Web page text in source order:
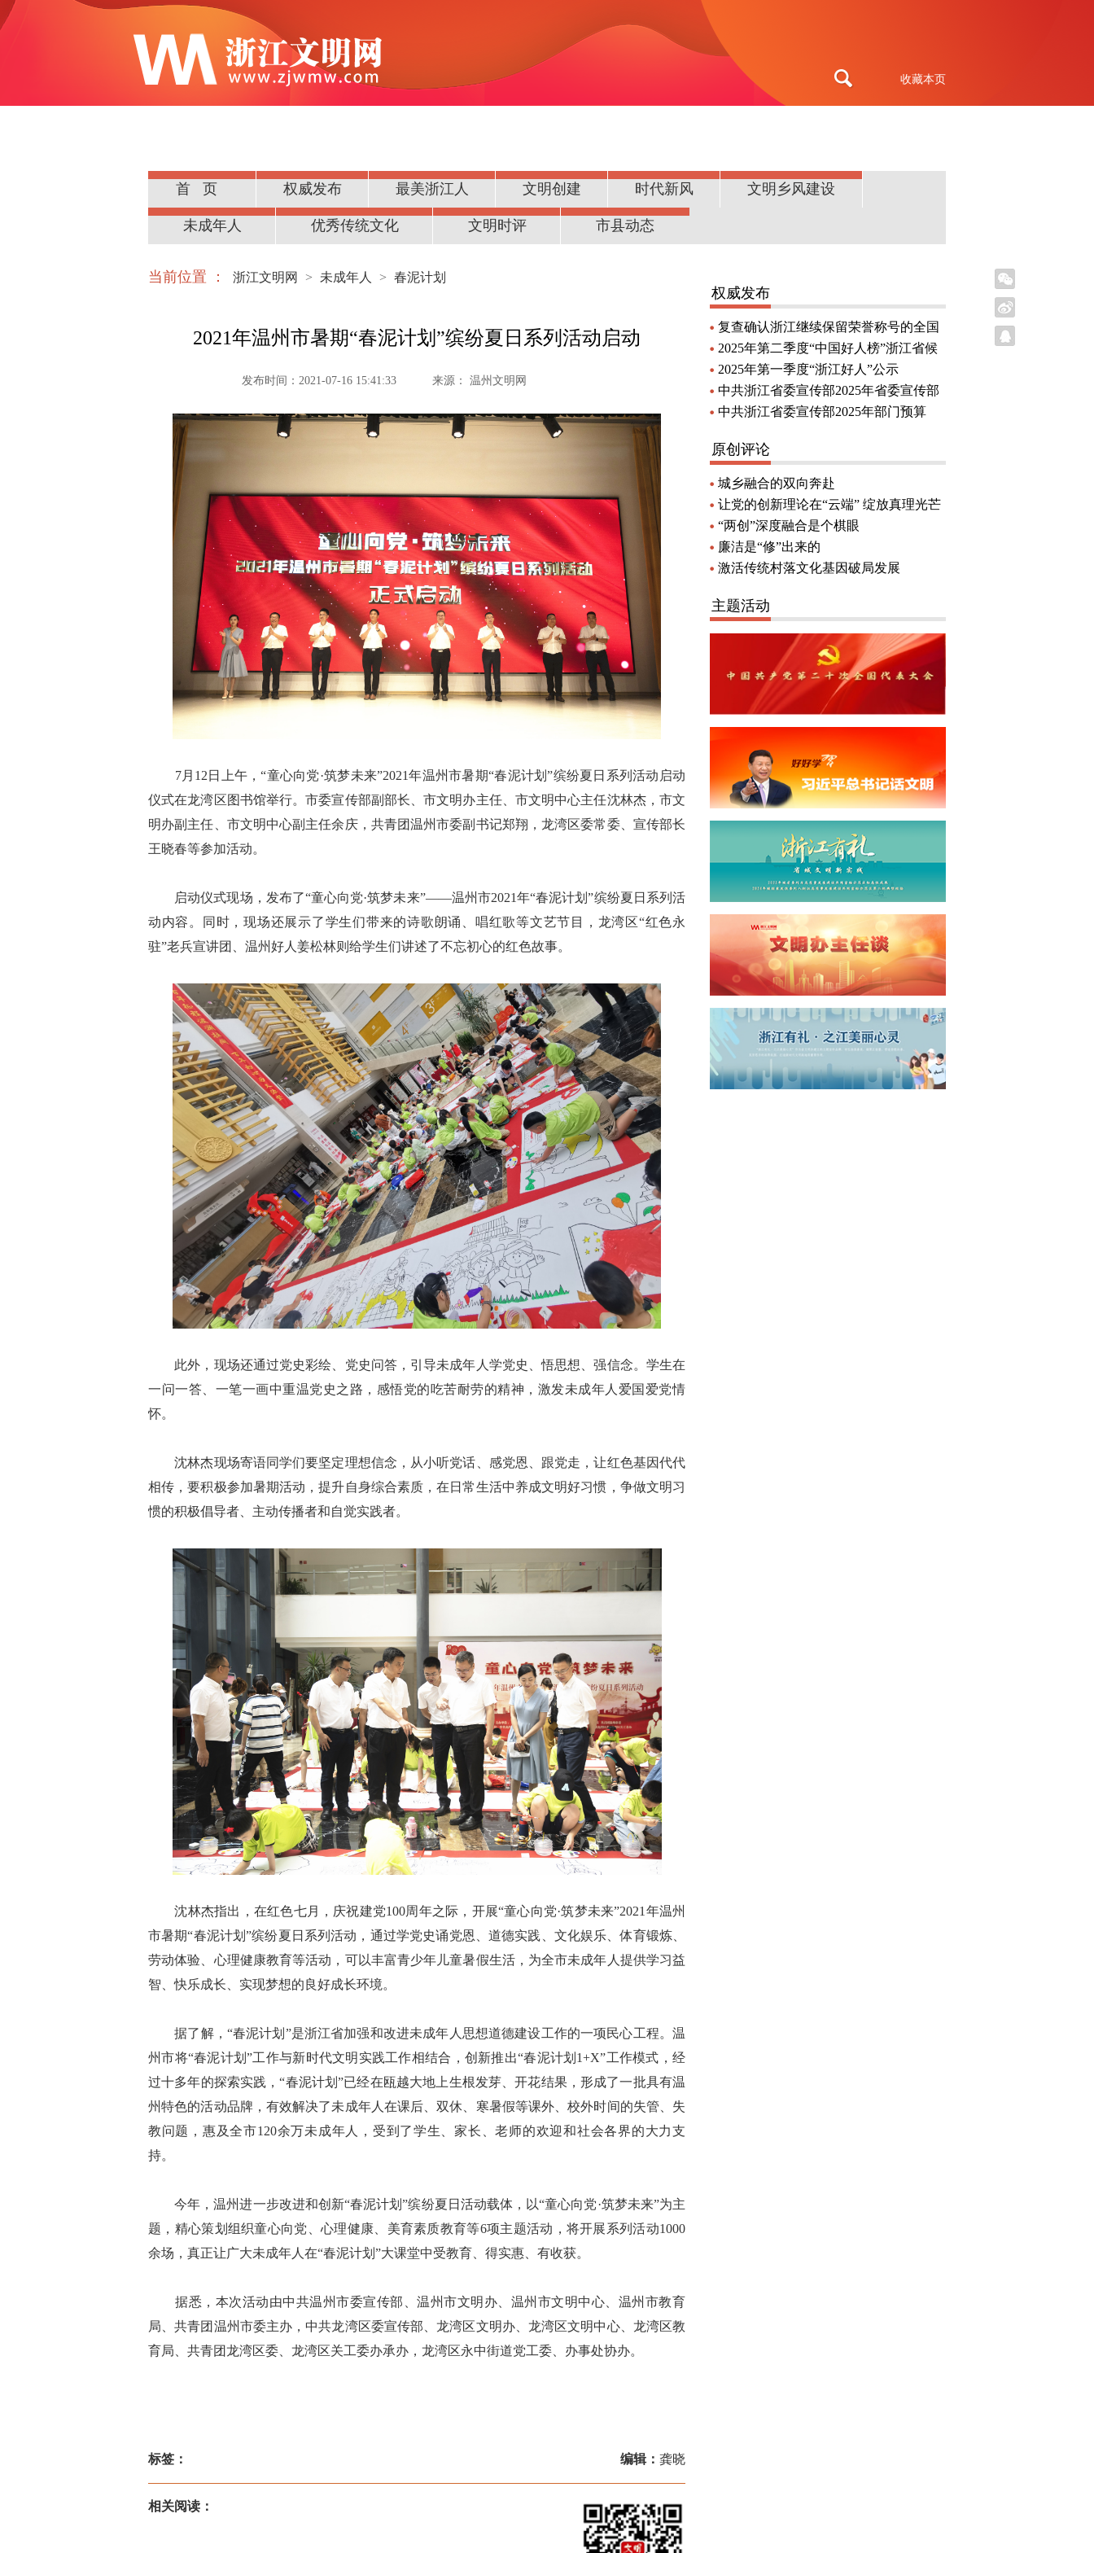
收藏本页
首页 权威发布 最美浙江人 文明创建 时代新风 文明乡风建设
公民道德
未成年人 优秀传统文化 文明时评 市县动态
当前位置 ： 浙江文明网 > 未成年人 > 春泥计划
2021年温州市暑期“春泥计划”缤纷夏日系列活动启动
发布时间：2021-07-16 15:41:33 来源： 温州文明网
7月12日上午，“童心向党·筑梦未来”2021年温州市暑期“春泥计划”缤纷夏日系列活动启动
仪式在龙湾区图书馆举行。市委宣传部副部长、市文明办主任、市文明中心主任沈林杰，市文
明办副主任、市文明中心副主任余庆，共青团温州市委副书记郑翔，龙湾区委常委、宣传部长
王晓春等参加活动。
启动仪式现场，发布了“童心向党·筑梦未来”——温州市2021年“春泥计划”缤纷夏日系列活
动内容。同时，现场还展示了学生们带来的诗歌朗诵、唱红歌等文艺节目，龙湾区“红色永
驻”老兵宣讲团、温州好人姜松林则给学生们讲述了不忘初心的红色故事。
此外，现场还通过党史彩绘、党史问答，引导未成年人学党史、悟思想、强信念。学生在
一问一答、一笔一画中重温党史之路，感悟党的吃苦耐劳的精神，激发未成年人爱国爱党情
怀。
沈林杰现场寄语同学们要坚定理想信念，从小听党话、感党恩、跟党走，让红色基因代代
相传，要积极参加暑期活动，提升自身综合素质，在日常生活中养成文明好习惯，争做文明习
惯的积极倡导者、主动传播者和自觉实践者。
沈林杰指出，在红色七月，庆祝建党100周年之际，开展“童心向党·筑梦未来”2021年温州
市暑期“春泥计划”缤纷夏日系列活动，通过学党史诵党恩、道德实践、文化娱乐、体育锻炼、
劳动体验、心理健康教育等活动，可以丰富青少年儿童暑假生活，为全市未成年人提供学习益
智、快乐成长、实现梦想的良好成长环境。
据了解，“春泥计划”是浙江省加强和改进未成年人思想道德建设工作的一项民心工程。温
州市将“春泥计划”工作与新时代文明实践工作相结合，创新推出“春泥计划1+X”工作模式，经
过十多年的探索实践，“春泥计划”已经在瓯越大地上生根发芽、开花结果，形成了一批具有温
州特色的活动品牌，有效解决了未成年人在课后、双休、寒暑假等课外、校外时间的失管、失
教问题，惠及全市120余万未成年人，受到了学生、家长、老师的欢迎和社会各界的大力支
持。
今年，温州进一步改进和创新“春泥计划”缤纷夏日活动载体，以“童心向党·筑梦未来”为主
题，精心策划组织童心向党、心理健康、美育素质教育等6项主题活动，将开展系列活动1000
余场，真正让广大未成年人在“春泥计划”大课堂中受教育、得实惠、有收获。
据悉，本次活动由中共温州市委宣传部、温州市文明办、温州市文明中心、温州市教育
局、共青团温州市委主办，中共龙湾区委宣传部、龙湾区文明办、龙湾区文明中心、龙湾区教
育局、共青团龙湾区委、龙湾区关工委办承办，龙湾区永中街道党工委、办事处协办。
标签： 编辑： 龚晓
相关阅读：
权威发布
复查确认浙江继续保留荣誉称号的全国
文明城市、文明村镇、文明单位、文明
家庭、文明校园名单
2025年第二季度“中国好人榜”浙江省候
选人公示
2025年第一季度“浙江好人”公示
中共浙江省委宣传部2025年省委宣传部
公款竞争性存放项目中标公告
中共浙江省委宣传部2025年部门预算
原创评论
城乡融合的双向奔赴
让党的创新理论在“云端” 绽放真理光芒
“两创”深度融合是个棋眼
廉洁是“修”出来的
激活传统村落文化基因破局发展
主题活动